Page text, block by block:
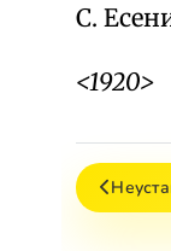
С.
<1920>